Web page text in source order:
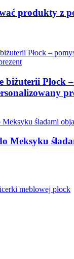
produkty z
biżuterii Płock
Meksyku